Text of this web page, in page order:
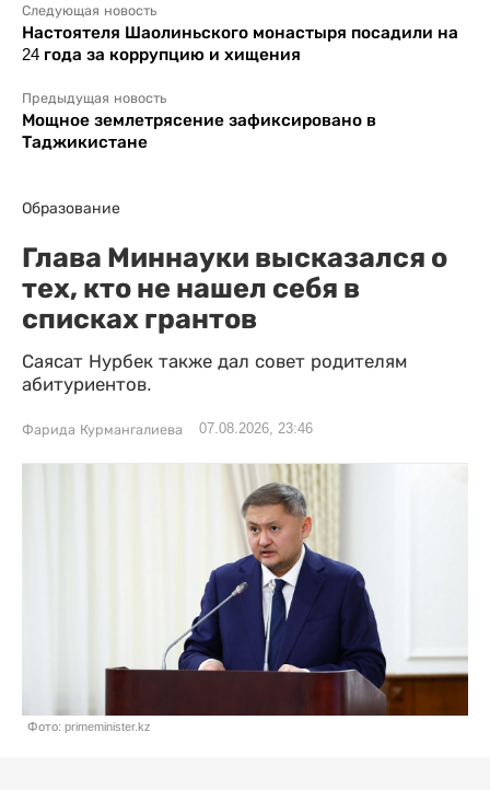
Следующая новость
Настоятеля Шаолиньского монастыря посадили на
24 года за коррупцию и хищения
Предыдущая новость
Мощное землетрясение зафиксировано в
Таджикистане
Образование
Глава Миннауки высказался о
тех, кто не нашел себя в
списках грантов
Саясат Нурбек также дал совет родителям
абитуриентов.
Фарида Курмангалиева 07.08.2026, 23:46
Фото: primeminister.kz